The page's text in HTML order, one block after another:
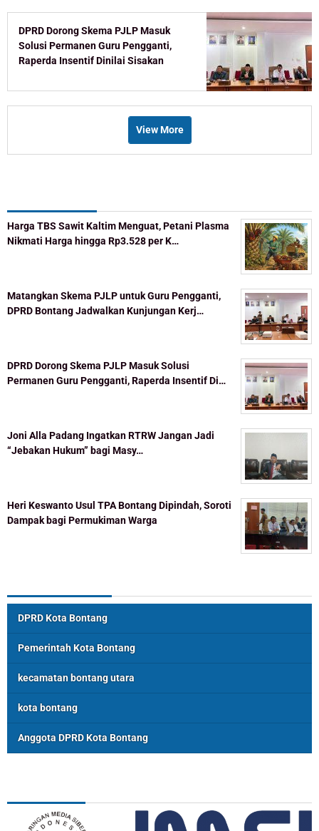
DPRD Dorong Skema PJLP Masuk
Solusi Permanen Guru Pengganti,
Raperda Insentif Dinilai Sisakan
View More
Harga TBS Sawit Kaltim Menguat, Petani Plasma
Nikmati Harga hingga Rp3.528 per K…
Matangkan Skema PJLP untuk Guru Pengganti,
DPRD Bontang Jadwalkan Kunjungan Kerj…
DPRD Dorong Skema PJLP Masuk Solusi
Permanen Guru Pengganti, Raperda Insentif Di…
Joni Alla Padang Ingatkan RTRW Jangan Jadi
“Jebakan Hukum” bagi Masy…
Heri Keswanto Usul TPA Bontang Dipindah, Soroti
Dampak bagi Permukiman Warga
DPRD Kota Bontang
Pemerintah Kota Bontang
kecamatan bontang utara
kota bontang
Anggota DPRD Kota Bontang